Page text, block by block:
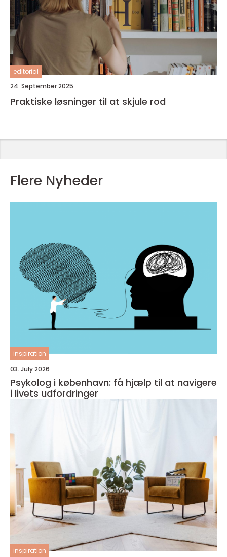
editorial
24. September 2025
Praktiske løsninger til at skjule rod
Flere Nyheder
inspiration
03. July 2026
Psykolog i københavn: få hjælp til at navigere
i livets udfordringer
inspiration